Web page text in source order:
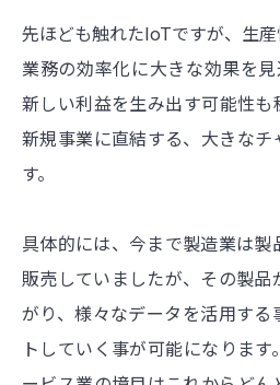
先ほども触れたIoTですが、生産
業務の効率化に大きな効果を
新しい利益を生み出す可能性も
新規事業に直結する、大きな
す。
具体的には、今まで製造業は
販売していましたが、その製
がり、様々なデータを活用する
トしていく事が可能になりま